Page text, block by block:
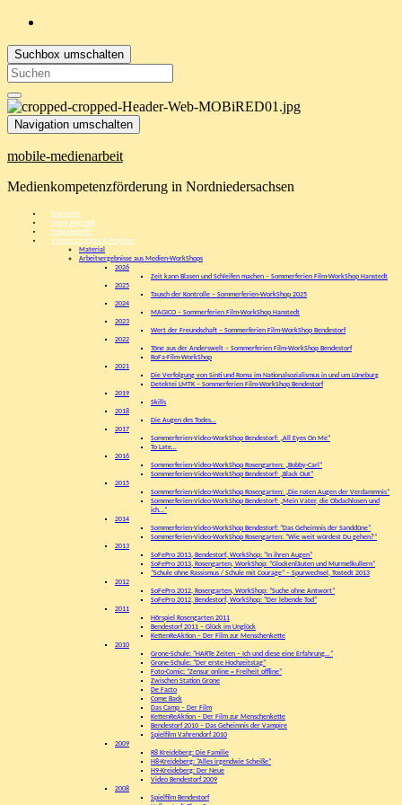
Suchbox umschalten
Search
for:
Navigation umschalten
mobile-medienarbeit
Medienkompetenzförderung in Nordniedersachsen
Startseite
Unser Angebot
Freundschaft!
Veranstaltungen & Projekte
Material
Arbeitsergebnisse aus Medien-WorkShops
2026
Zeit kann Blasen und Schleifen machen – Sommerferien Film-WorkShop Hanstedt
2025
Tausch der Kontrolle – Sommerferien-WorkShop 2025
2024
MAGICO – Sommerferien Film-WorkShop Hanstedt
2023
Wert der Freundschaft – Sommerferien Film-WorkShop Bendestorf
2022
Töne aus der Anderswelt – Sommerferien Film-WorkShop Bendestorf
RoFa-Film-WorkShop
2021
Die Verfolgung von Sinti und Roma im Nationalsozialismus in und um Lüneburg
Detektei LMTK – Sommerferien Film-WorkShop Bendestorf
2019
Skills
2018
Die Augen des Todes…
2017
Sommerferien-Video-WorkShop Bendestorf: „All Eyes On Me“
To Late…
2016
Sommerferien-Video-WorkShop Rosengarten: „Bobby-Carl“
Sommerferien-Video-WorkShop Bendestorf: „Black Out“
2015
Sommerferien-Video-WorkShop Rosengarten: „Die roten Augen der Verdammnis“
Sommerferien-Video-WorkShop Bendestorf: „Mein Vater, die Obdachlosen und
ich…“
2014
Sommerferien-Video-WorkShop Bendestorf: “Das Geheimnis der Sanddüne”
Sommerferien-Video-WorkShop Rosengarten: “Wie weit würdest Du gehen?”
2013
SoFePro 2013, Bendestorf, WorkShop: “In ihren Augen”
SoFePro 2013, Rosengarten, WorkShop: “Glockenläuten und Murmelkullern”
“Schule ohne Rassismus / Schule mit Courage” – Spurwechsel, Tostedt 2013
2012
SoFePro 2012, Rosengarten, WorkShop: “Suche ohne Antwort”
SoFePro 2012, Bendestorf, WorkShop: “Der lebende Tod”
2011
Hörspiel Rosengarten 2011
Bendestorf 2011 – Glück im Unglück
KettenReAktion – Der Film zur Menschenkette
2010
Grone-Schule: “HARTe Zeiten – Ich und diese eine Erfahrung…”
Grone-Schule: “Der erste Hochzeitstag”
Foto-Comic: “Zensur online = Freiheit offline”
Zwischen Station Grone
De Facto
Come Back
Das Camp – Der Film
KettenReAktion – Der Film zur Menschenkette
Bendestorf 2010 – Das Geheimnis der Vampire
Spielfilm Vahrendorf 2010
2009
R8 Kreideberg: Die Familie
H8-Kreideberg: “Alles irgendwie Scheiße”
H9-Kreideberg: Der Neue
Video Bendestorf 2009
2008
Spielfilm Bendestorf